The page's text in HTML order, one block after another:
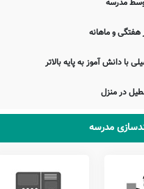
می نمایند.
متنوع دیگری نیز نظیر امکان امانت
دقیق از وجود یا عدم وجود این خدمات با مدیریت دبستان 22
برخی از مدارس، بجهت سنجش دقیقتر
مدرسه
و ماهانه
با دانش آموز به پایه بالاتر
در منزل
مدرسه